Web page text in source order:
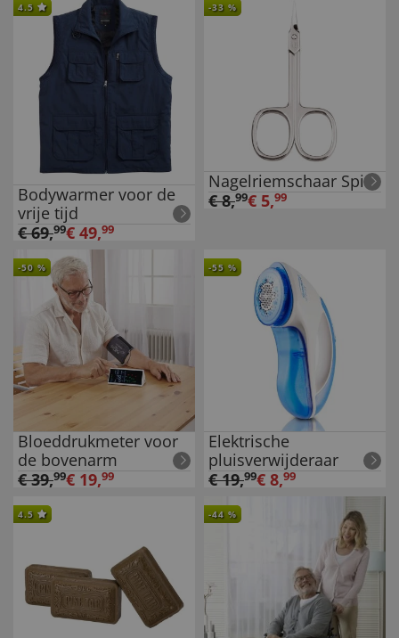
4.5
Bodywarmer voor de
vrije tijd
€69,99€ 49,99
-33 %
Nagelriemschaar Spits
€8,99€ 5,99
-50 %
Bloeddrukmeter voor
de bovenarm
€39,99€ 19,99
-55 %
Elektrische
pluisverwijderaar
€19,99€ 8,99
4.5 -44 %